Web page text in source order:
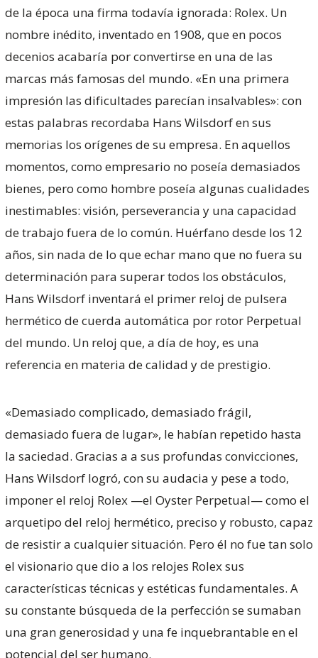
de la época una firma todavía ignorada: Rolex. Un
nombre inédito, inventado en 1908, que en pocos
decenios acabaría por convertirse en una de las
marcas más famosas del mundo. «En una primera
impresión las dificultades parecían insalvables»: con
estas palabras recordaba Hans Wilsdorf en sus
memorias los orígenes de su empresa. En aquellos
momentos, como empresario no poseía demasiados
bienes, pero como hombre poseía algunas cualidades
inestimables: visión, perseverancia y una capacidad
de trabajo fuera de lo común. Huérfano desde los 12
años, sin nada de lo que echar mano que no fuera su
determinación para superar todos los obstáculos,
Hans Wilsdorf inventará el primer reloj de pulsera
hermético de cuerda automática por rotor Perpetual
del mundo. Un reloj que, a día de hoy, es una
referencia en materia de calidad y de prestigio.
«Demasiado complicado, demasiado frágil,
demasiado fuera de lugar», le habían repetido hasta
la saciedad. Gracias a a sus profundas convicciones,
Hans Wilsdorf logró, con su audacia y pese a todo,
imponer el reloj Rolex —el Oyster Perpetual— como el
arquetipo del reloj hermético, preciso y robusto, capaz
de resistir a cualquier situación. Pero él no fue tan solo
el visionario que dio a los relojes Rolex sus
características técnicas y estéticas fundamentales. A
su constante búsqueda de la perfección se sumaban
una gran generosidad y una fe inquebrantable en el
potencial del ser humano.